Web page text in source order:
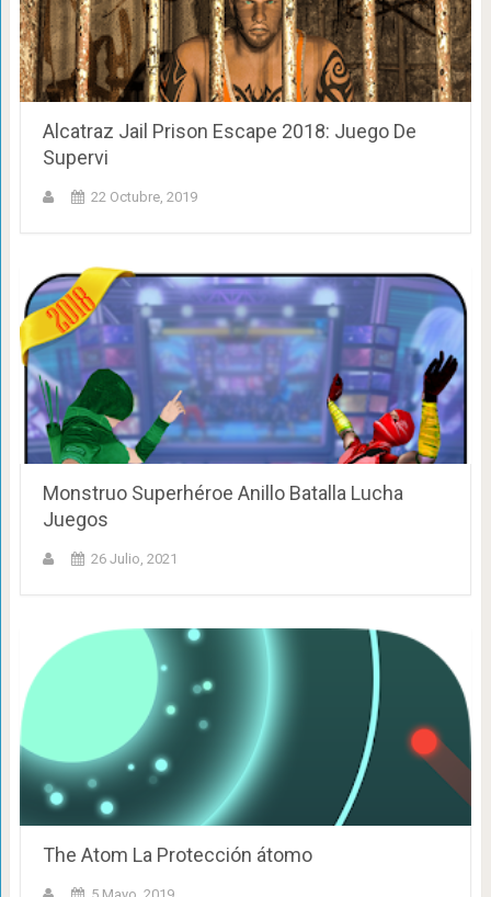
Alcatraz Jail Prison Escape 2018: Juego De
Supervi
22 Octubre, 2019
Monstruo Superhéroe Anillo Batalla Lucha
Juegos
26 Julio, 2021
The Atom La Protección átomo